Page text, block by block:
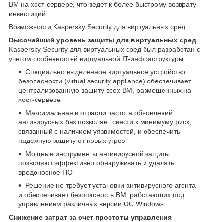
ВМ на хост-сервере, что ведет к более быстрому возврату
инвестиций.
Возможности Kaspersky Security для виртуальных сред
Высочайший уровень защиты для виртуальных сред
Kaspersky Security для виртуальных сред был разработан с
учетом особенностей виртуальной IT-инфраструктуры:
Специально выделенное виртуальное устройство
безопасности (virtual security appliance) обеспечивает
централизованную защиту всех ВМ, размещенных на
хост-сервере
Максимальная в отрасли частота обновлений
антивирусных баз позволяет свести к минимуму риск,
связанный с наличием уязвимостей, и обеспечить
надежную защиту от новых угроз
Мощные инструменты антивирусной защиты
позволяют эффективно обнаруживать и удалять
вредоносное ПО
Решение не требует установки антивирусного агента
и обеспечивает безопасность ВМ, работающих под
управлением различных версий ОС Windows
Снижение затрат за счет простоты управления